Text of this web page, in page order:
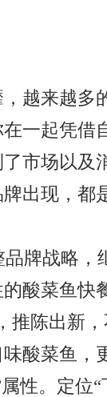
越来越多
一起凭借
市场以及
出现，都
牌战略，
酸菜鱼快
推陈出新
酸菜鱼，
性。定位